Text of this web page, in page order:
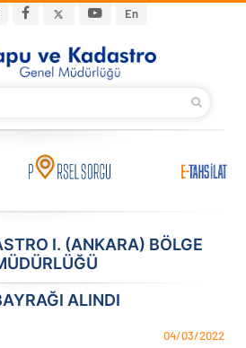
En
I. (ANKARA) BÖLGE
ALINDI
04/03/2022